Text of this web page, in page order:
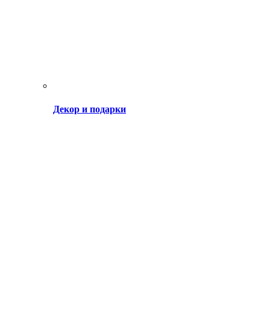
Декор и подарки